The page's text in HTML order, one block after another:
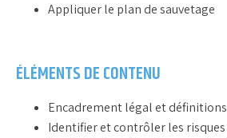
Appliquer le plan de sauvetage
ÉLÉMENTS DE CONTENU
Encadrement légal et définitions
Identifier et contrôler les risques